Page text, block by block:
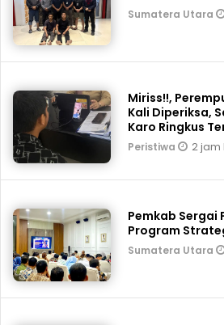
Sumatera Utara
Miriss!!,
Kali Diperiksa,
Karo Ringkus
Peristiwa 2 jam
Pemkab Sergai
Program
Sumatera Utara